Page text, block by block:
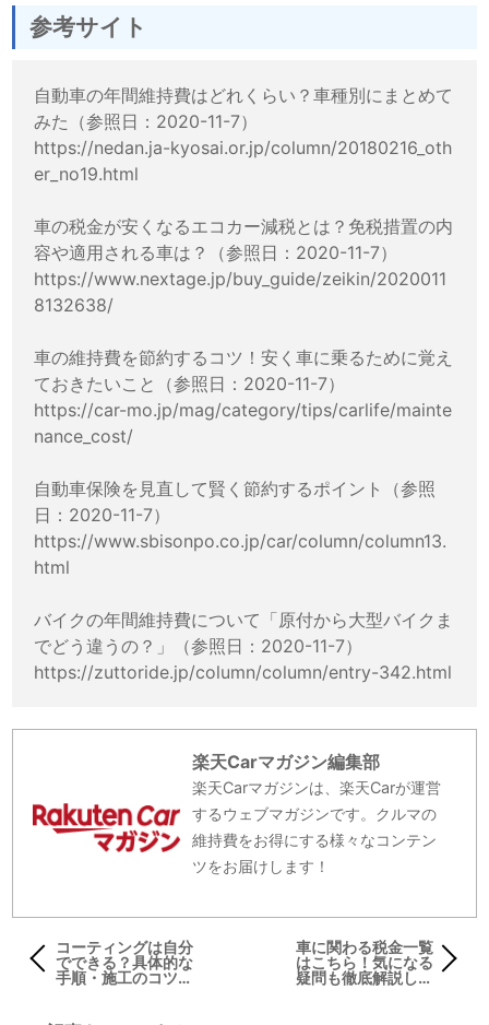
参考サイト
自動車の年間維持費はどれくらい？車種別にまとめて
みた（参照日：2020-11-7）
https://nedan.ja-kyosai.or.jp/column/20180216_oth
er_no19.html
車の税金が安くなるエコカー減税とは？免税措置の内
容や適用される車は？（参照日：2020-11-7）
https://www.nextage.jp/buy_guide/zeikin/2020011
8132638/
車の維持費を節約するコツ！安く車に乗るために覚え
ておきたいこと（参照日：2020-11-7）
https://car-mo.jp/mag/category/tips/carlife/mainte
nance_cost/
自動車保険を見直して賢く節約するポイント（参照
日：2020-11-7）
https://www.sbisonpo.co.jp/car/column/column13.
html
バイクの年間維持費について「原付から大型バイクま
でどう違うの？」（参照日：2020-11-7）
https://zuttoride.jp/column/column/entry-342.html
楽天Carマガジン編集部
楽天Carマガジンは、楽天Carが運営
するウェブマガジンです。クルマの
維持費をお得にする様々なコンテン
ツをお届けします！
コーティングは自分
でできる？具体的な
手順・施工のコツを
車に関わる税金一覧
はこちら！気になる
疑問も徹底解説しま